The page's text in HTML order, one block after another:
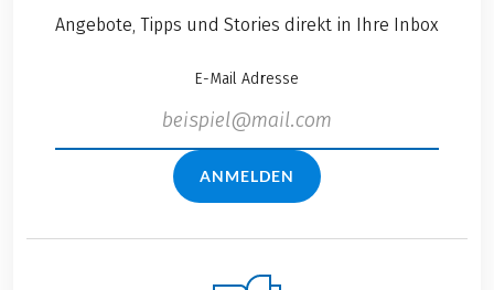
Angebote, Tipps und Stories direkt in Ihre Inbox
E-Mail Adresse
ANMELDEN